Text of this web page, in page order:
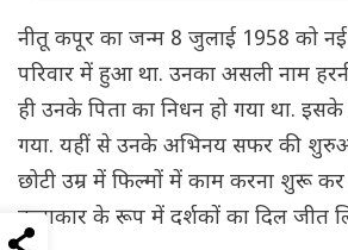
नीतू कपूर का जन्म 8 जुलाई 1958 को
परिवार में हुआ था. उनका असली नाम
ही उनके पिता का निधन हो गया था.
गया. यहीं से उनके अभिनय सफर की
छोटी उम्र में फिल्मों में काम करना शुरू
कलाकार के रूप में दर्शकों का दिल जीत